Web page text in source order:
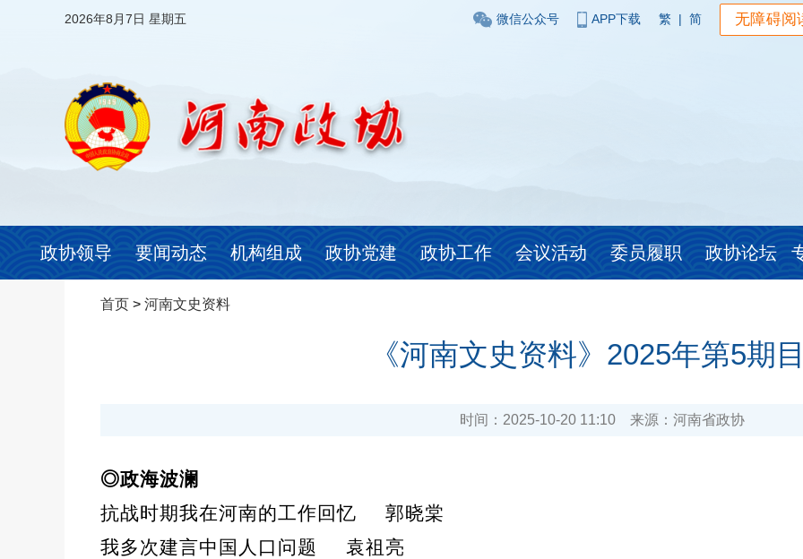
2026年8月7日 星期五 微信公众号 APP下载 繁 | 简 无障碍阅
政协领导 要闻动态 机构组成 政协党建 政协工作 会议活动 委员履职 政协论坛
首页 > 河南文史资料
《河南文史资料》2025年第5期
时间： 2025-10-20 11:10 来源： 河南省政协
◎政海波澜
抗战时期我在河南的工作回忆
郭晓棠
我多次建言中国人口问题
袁祖亮